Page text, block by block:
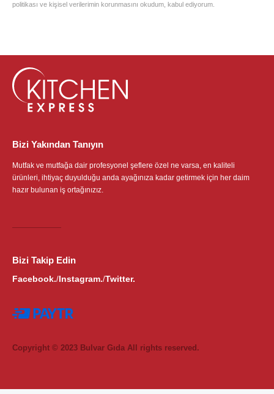
politikası ve kişisel verilerimin korunmasını okudum, kabul ediyorum.
Bizi Yakından Tanıyın
Mutfak ve mutfağa dair profesyonel şeflere özel ne varsa, en kaliteli
ürünleri, ihtiyaç duyulduğu anda ayağınıza kadar getirmek için her daim
hazır bulunan iş ortağınızız.
Bizi Takip Edin
Facebook./Instagram./Twitter.
Copyright © 2023 Bulvar Gıda All rights reserved.